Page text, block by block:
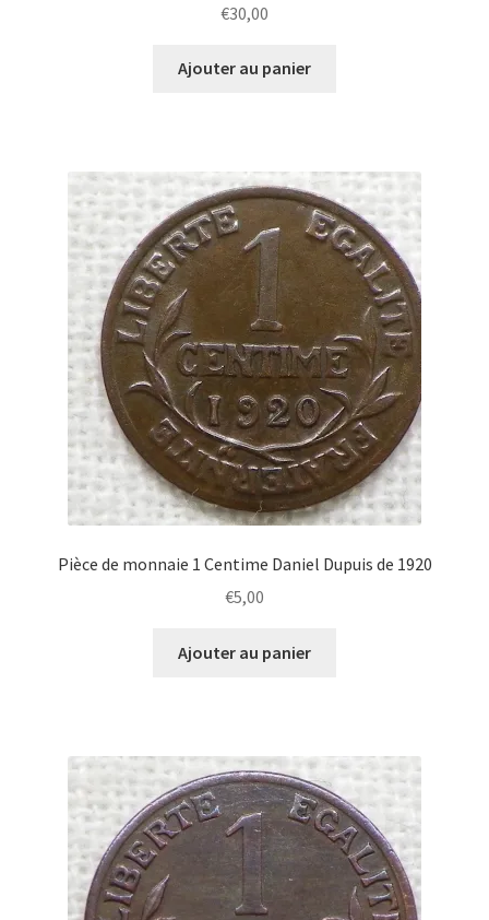
€30,00
Ajouter au panier
Pièce de monnaie 1 Centime Daniel Dupuis de 1920
€5,00
Ajouter au panier